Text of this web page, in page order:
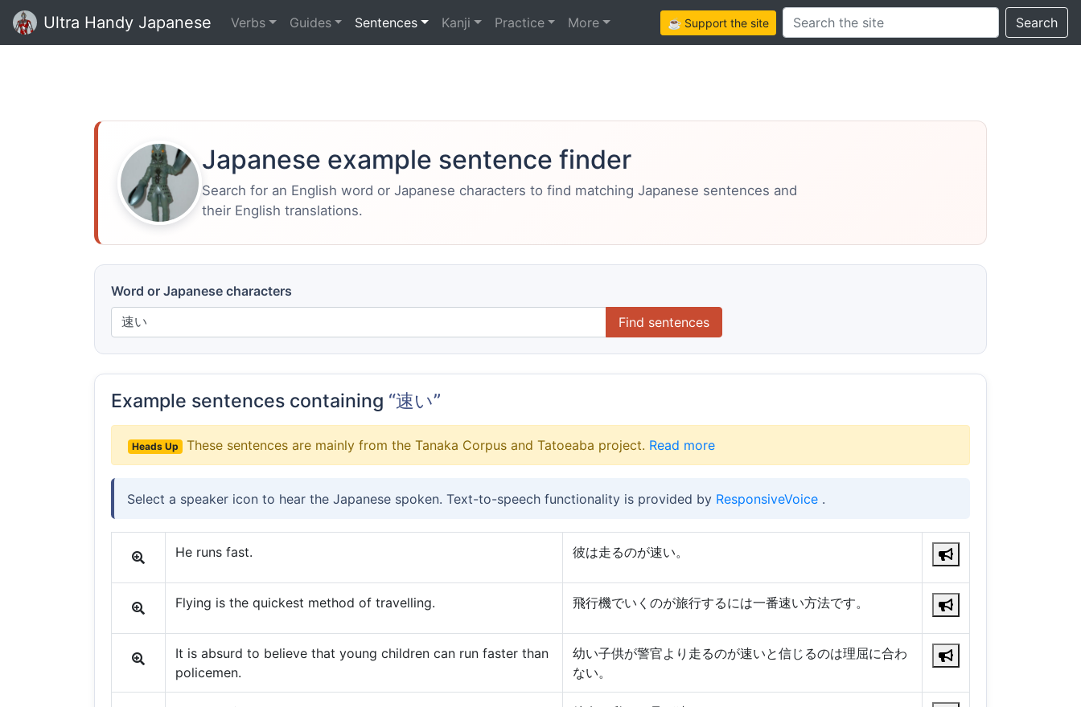
Ultra Handy Japanese Verbs Guides Sentences Kanji Practice More ☕ Support the siteSearch this site Search
Japanese example sentence finder
Search for an English word or Japanese characters to find matching Japanese sentences and
their English translations.
Word or Japanese characters
Find sentences
Example sentences containing “速い”
Heads Up These sentences are mainly from the Tanaka Corpus and Tatoeaba project. Read more
Select a speaker icon to hear the Japanese spoken. Text-to-speech functionality is provided by ResponsiveVoice .
He runs fast. 彼は走るのが速い。
Flying is the quickest method of travelling. 飛行機でいくのが旅行するには一番速い方法です。
It is absurd to believe that young children can run faster than
policemen.
幼い子供が警官より走るのが速いと信じるのは理屈に合わ
ない。